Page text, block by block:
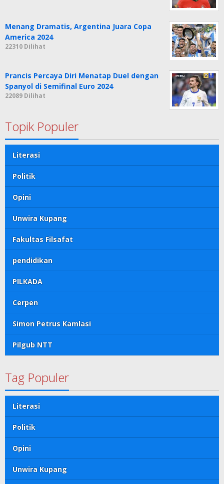
Menang Dramatis, Argentina Juara Copa
America 2024
22310 Dilihat
Prancis Percaya Diri Menatap Duel dengan
Spanyol di Semifinal Euro 2024
22089 Dilihat
Topik Populer
Literasi
Politik
Opini
Unwira Kupang
Fakultas Filsafat
pendidikan
PILKADA
Cerpen
Simon Petrus Kamlasi
Pilgub NTT
Tag Populer
Literasi
Politik
Opini
Unwira Kupang